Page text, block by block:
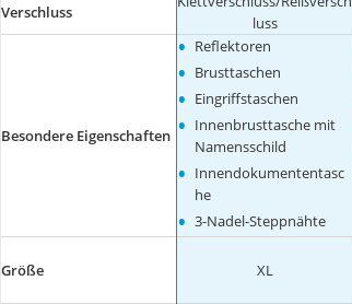
Verschluss
luss
Besondere Eigenschaften
• Reflektoren
• Brusttaschen
• Eingriffstaschen
• Innenbrusttasche mit
Namensschild
• Innendokumententasc
he
• 3-Nadel-Steppnähte
Größe XL